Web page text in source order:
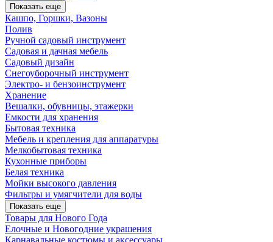
Показать еще
Кашпо, Горшки, Вазоны
Полив
Ручной садовый инструмент
Садовая и дачная мебель
Садовый дизайн
Снегоуборочный инструмент
Электро- и бензоинструмент
Хранение
Вешалки, обувницы, этажерки
Емкости для хранения
Бытовая техника
Мебель и крепления для аппаратуры
Мелкобытовая техника
Кухонные приборы
Белая техника
Мойки высокого давления
Фильтры и умягчители для воды
Показать еще
Товары для Нового Года
Елочные и Новогодние украшения
Карнавальные костюмы и аксессуары